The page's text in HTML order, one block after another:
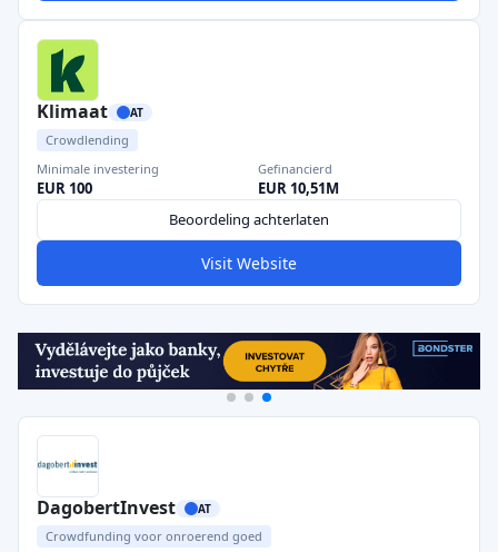
Klimaat AT
Crowdlending
Minimale investering
EUR 100
Gefinancierd
EUR 10,51M
Beoordeling achterlaten
Visit Website
DagobertInvest AT
Crowdfunding voor onroerend goed